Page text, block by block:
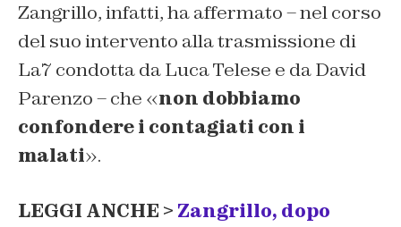
Zangrillo, infatti, ha affermato – nel corso
del suo intervento alla trasmissione di
La7 condotta da Luca Telese e da David
Parenzo – che «non dobbiamo
confondere i contagiati con i
malati».
LEGGI ANCHE > Zangrillo, dopo